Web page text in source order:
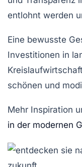
entlohnt werden
Eine bewusste
Investitionen in
Kreislaufwirtschaft
schönen und
Mehr Inspiration
in der modernen